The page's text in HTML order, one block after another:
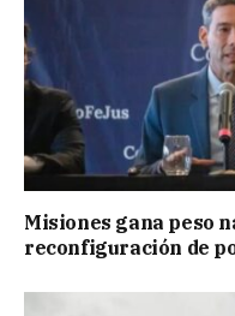
Misiones gana peso
reconfiguración de